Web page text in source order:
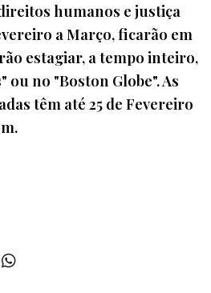
humanos e justiça
a Março, ficarão em
estagiar, a tempo inteiro,
ou no "Boston Globe". As
têm até 25 de Fevereiro